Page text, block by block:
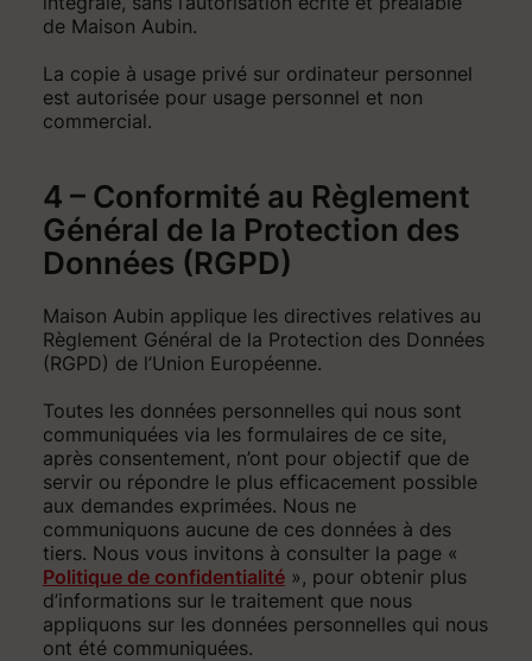
de Maison Aubin.
La copie à usage privé sur ordinateur personnel
est autorisée pour usage personnel et non
commercial.
4 – Conformité au Règlement
Général de la Protection des
Données (RGPD)
Maison Aubin applique les directives relatives au
Règlement Général de la Protection des Données
(RGPD) de l’Union Européenne.
Toutes les données personnelles qui nous sont
communiquées via les formulaires de ce site,
après consentement, n’ont pour objectif que de
servir ou répondre le plus efficacement possible
aux demandes exprimées. Nous ne
communiquons aucune de ces données à des
tiers. Nous vous invitons à consulter la page «
Politique de confidentialité», pour obtenir plus
d’informations sur le traitement que nous
appliquons sur les données personnelles qui nous
ont été communiquées.